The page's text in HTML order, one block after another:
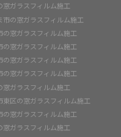
窓ガラスフィルム施工
市の窓ガラスフィルム施工
の窓ガラスフィルム施工
の窓ガラスフィルム施工
の窓ガラスフィルム施工
の窓ガラスフィルム施工
窓ガラスフィルム施工
東区の窓ガラスフィルム施工
の窓ガラスフィルム施工
窓ガラスフィルム施工